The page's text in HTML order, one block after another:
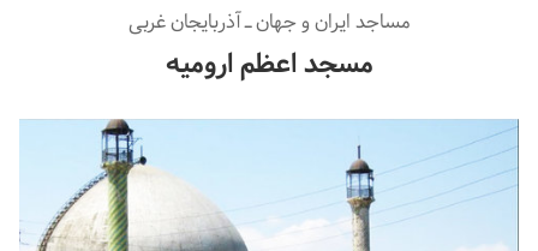
معظم انقلاب
گزارش تصویری| مراسم نماز بر پیکر امام شهید انقلاب اسلامی ایران
گزارش تصویری| مراسم بزرگداشت آقای شهید ایران
مساجد ایران و جهان ـ آذربایجان غربی
مسجد اعظم ارومیه